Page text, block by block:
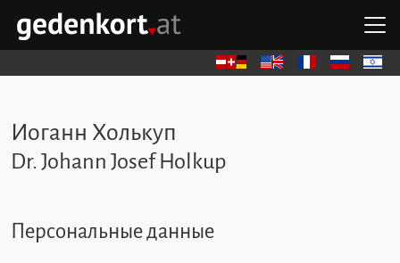
Перейти к содержимому
Перейти к навигации
Перейти к быстрым ссылкам
GEDENKORT - ГЛАВНАЯ
DeutschEnglish FrançaisРусский
עברית
Иоганн Холькуп
Dr. Johann Josef Holkup
Персональные данные